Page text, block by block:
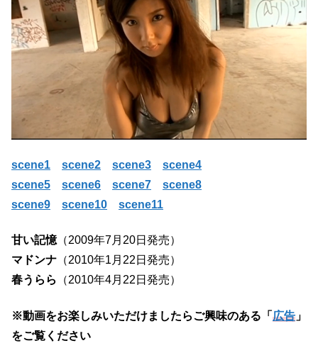
scene1 scene2 scene3
scene4
scene5
scene6 scene7
scene8
scene9
scene10 scene11
甘い記憶（2009年7月20日発売）
マドンナ （2010年1月22日発売）
春うらら
（2010年4月22日発売）
※動画をお楽しみいただけましたらご興味のある「 広告 」
をご覧ください